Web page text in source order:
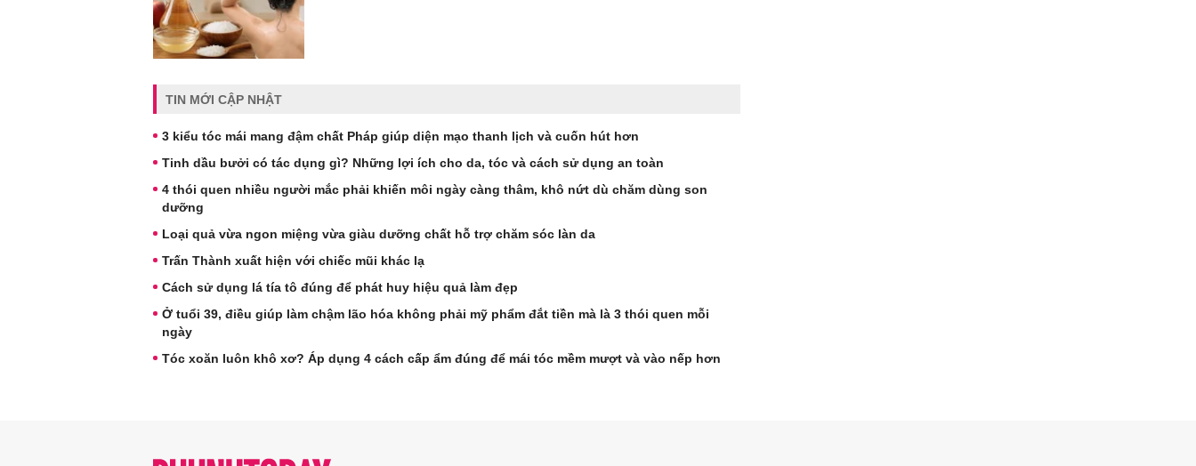
TIN MỚI CẬP NHẬT
3 kiểu tóc mái mang đậm chất Pháp giúp diện mạo thanh lịch và cuốn hút hơn
Tinh dầu bưởi có tác dụng gì? Những lợi ích cho da, tóc và cách sử dụng an toàn
4 thói quen nhiều người mắc phải khiến môi ngày càng thâm, khô nứt dù chăm dùng son
dưỡng
Loại quả vừa ngon miệng vừa giàu dưỡng chất hỗ trợ chăm sóc làn da
Trấn Thành xuất hiện với chiếc mũi khác lạ
Cách sử dụng lá tía tô đúng để phát huy hiệu quả làm đẹp
Ở tuổi 39, điều giúp làm chậm lão hóa không phải mỹ phẩm đắt tiền mà là 3 thói quen mỗi
ngày
Tóc xoăn luôn khô xơ? Áp dụng 4 cách cấp ẩm đúng để mái tóc mềm mượt và vào nếp hơn